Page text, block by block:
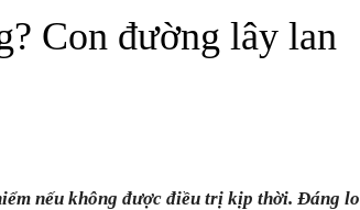
Con đường lây lan
nếu không được điều trị kịp thời. Đáng lo